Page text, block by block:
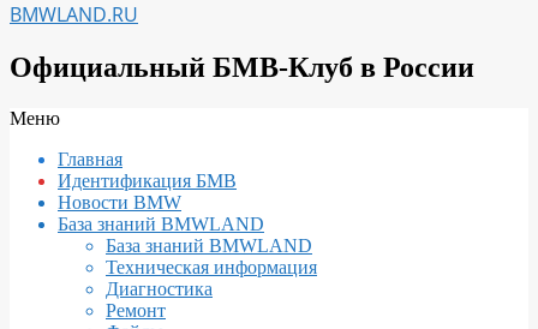
BMWLAND.RU
Официальный БМВ-Клуб в России
Вторичное
навигации
Меню
Главная
Идентификация БМВ
Новости BMW
База знаний BMWLAND
База знаний BMWLAND
Техническая информация
Диагностика
Ремонт